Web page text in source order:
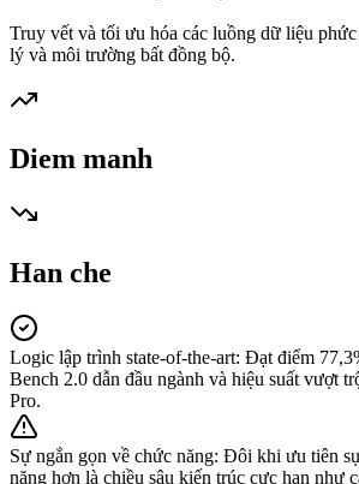
Truy vết và tối ưu hóa các luồng dữ liệu
lý và môi trường bất đồng bộ.
Diem manh
Han che
Logic lập trình state-of-the-art: Đạt điểm
Bench 2.0 dẫn đầu ngành và hiệu suất vượt
Pro.
Sự ngắn gọn về chức năng: Đôi khi ưu tiên
năng hơn là chiều sâu kiến trúc cực hạn như